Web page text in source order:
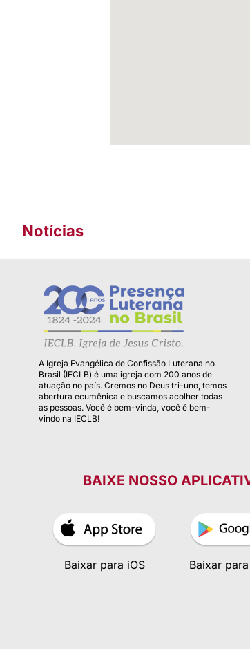
Notícias
A Igreja Evangélica de Confissão Luterana no
Brasil (IECLB) é uma igreja com 200 anos de
atuação no país. Cremos no Deus tri-uno, temos
abertura ecumênica e buscamos acolher todas
as pessoas. Você é bem-vinda, você é bem-
vindo na IECLB!
BAIXE NOSSO
Baixar para iOS Baixar